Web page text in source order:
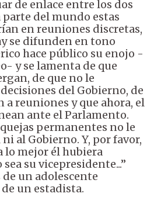
de enlace entre los dos
parte del mundo estas
en reuniones discretas,
se difunden en tono
hace público su enojo -
y se lamenta de que
de que no le
del Gobierno, de
reuniones y que ahora, el
ante el Parlamento.
permanentes no le
al Gobierno. Y, por favor,
lo mejor él hubiera
su vicepresidente...”
un adolescente
un estadista.